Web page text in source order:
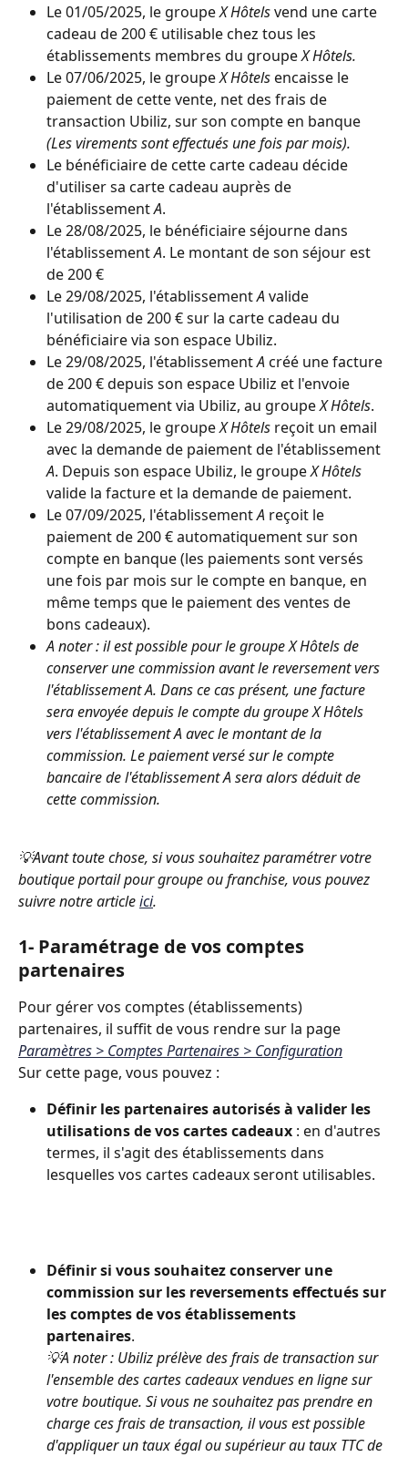
Le 01/05/2025, le groupe X Hôtels vend une carte
cadeau de 200 € utilisable chez tous les
établissements membres du groupe X Hôtels.
Le 07/06/2025, le groupe X Hôtels encaisse le
paiement de cette vente, net des frais de
transaction Ubiliz, sur son compte en banque
(Les virements sont effectués une fois par mois).
Le bénéficiaire de cette carte cadeau décide
d'utiliser sa carte cadeau auprès de
l'établissement A.
Le 28/08/2025, le bénéficiaire séjourne dans
l'établissement A. Le montant de son séjour est
de 200 €
Le 29/08/2025, l'établissement A valide
l'utilisation de 200 € sur la carte cadeau du
bénéficiaire via son espace Ubiliz.
Le 29/08/2025, l'établissement A créé une facture
de 200 € depuis son espace Ubiliz et l'envoie
automatiquement via Ubiliz, au groupe X Hôtels.
Le 29/08/2025, le groupe X Hôtels reçoit un email
avec la demande de paiement de l'établissement
A. Depuis son espace Ubiliz, le groupe X Hôtels
valide la facture et la demande de paiement.
Le 07/09/2025, l'établissement A reçoit le
paiement de 200 € automatiquement sur son
compte en banque (les paiements sont versés
une fois par mois sur le compte en banque, en
même temps que le paiement des ventes de
bons cadeaux).
A noter : il est possible pour le groupe X Hôtels de
conserver une commission avant le reversement vers
l'établissement A. Dans ce cas présent, une facture
sera envoyée depuis le compte du groupe X Hôtels
vers l'établissement A avec le montant de la
commission. Le paiement versé sur le compte
bancaire de l'établissement A sera alors déduit de
cette commission.
💡Avant toute chose, si vous souhaitez paramétrer votre
boutique portail pour groupe ou franchise, vous pouvez
suivre notre article ici.
1- Paramétrage de vos comptes
partenaires
Pour gérer vos comptes (établissements)
partenaires, il suffit de vous rendre sur la page
Paramètres > Comptes Partenaires > Configuration
Sur cette page, vous pouvez :
Définir les partenaires autorisés à valider les
utilisations de vos cartes cadeaux : en d'autres
termes, il s'agit des établissements dans
lesquelles vos cartes cadeaux seront utilisables.
Définir si vous souhaitez conserver une
commission sur les reversements effectués sur
les comptes de vos établissements
partenaires.
💡A noter : Ubiliz prélève des frais de transaction sur
l'ensemble des cartes cadeaux vendues en ligne sur
votre boutique. Si vous ne souhaitez pas prendre en
charge ces frais de transaction, il vous est possible
d'appliquer un taux égal ou supérieur au taux TTC de